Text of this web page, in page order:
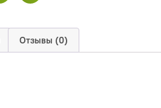
Отзывы (0)